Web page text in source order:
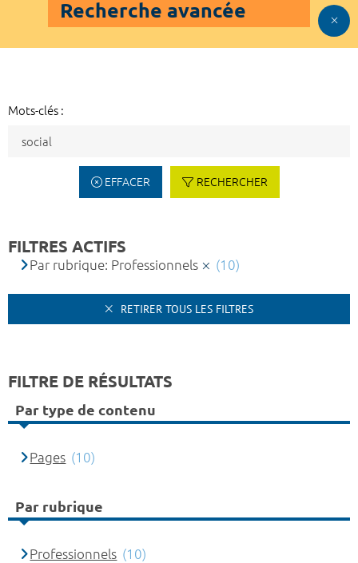
Recherche avancée
Mots-clés :
EFFACER RECHERCHER
FILTRES ACTIFS
Par rubrique: Professionnels (10)
RETIRER TOUS LES FILTRES
FILTRE DE RÉSULTATS
Par type de contenu
Pages (10)
Par rubrique
Professionnels (10)